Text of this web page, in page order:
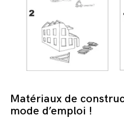
Matériaux de
mode d’emploi !